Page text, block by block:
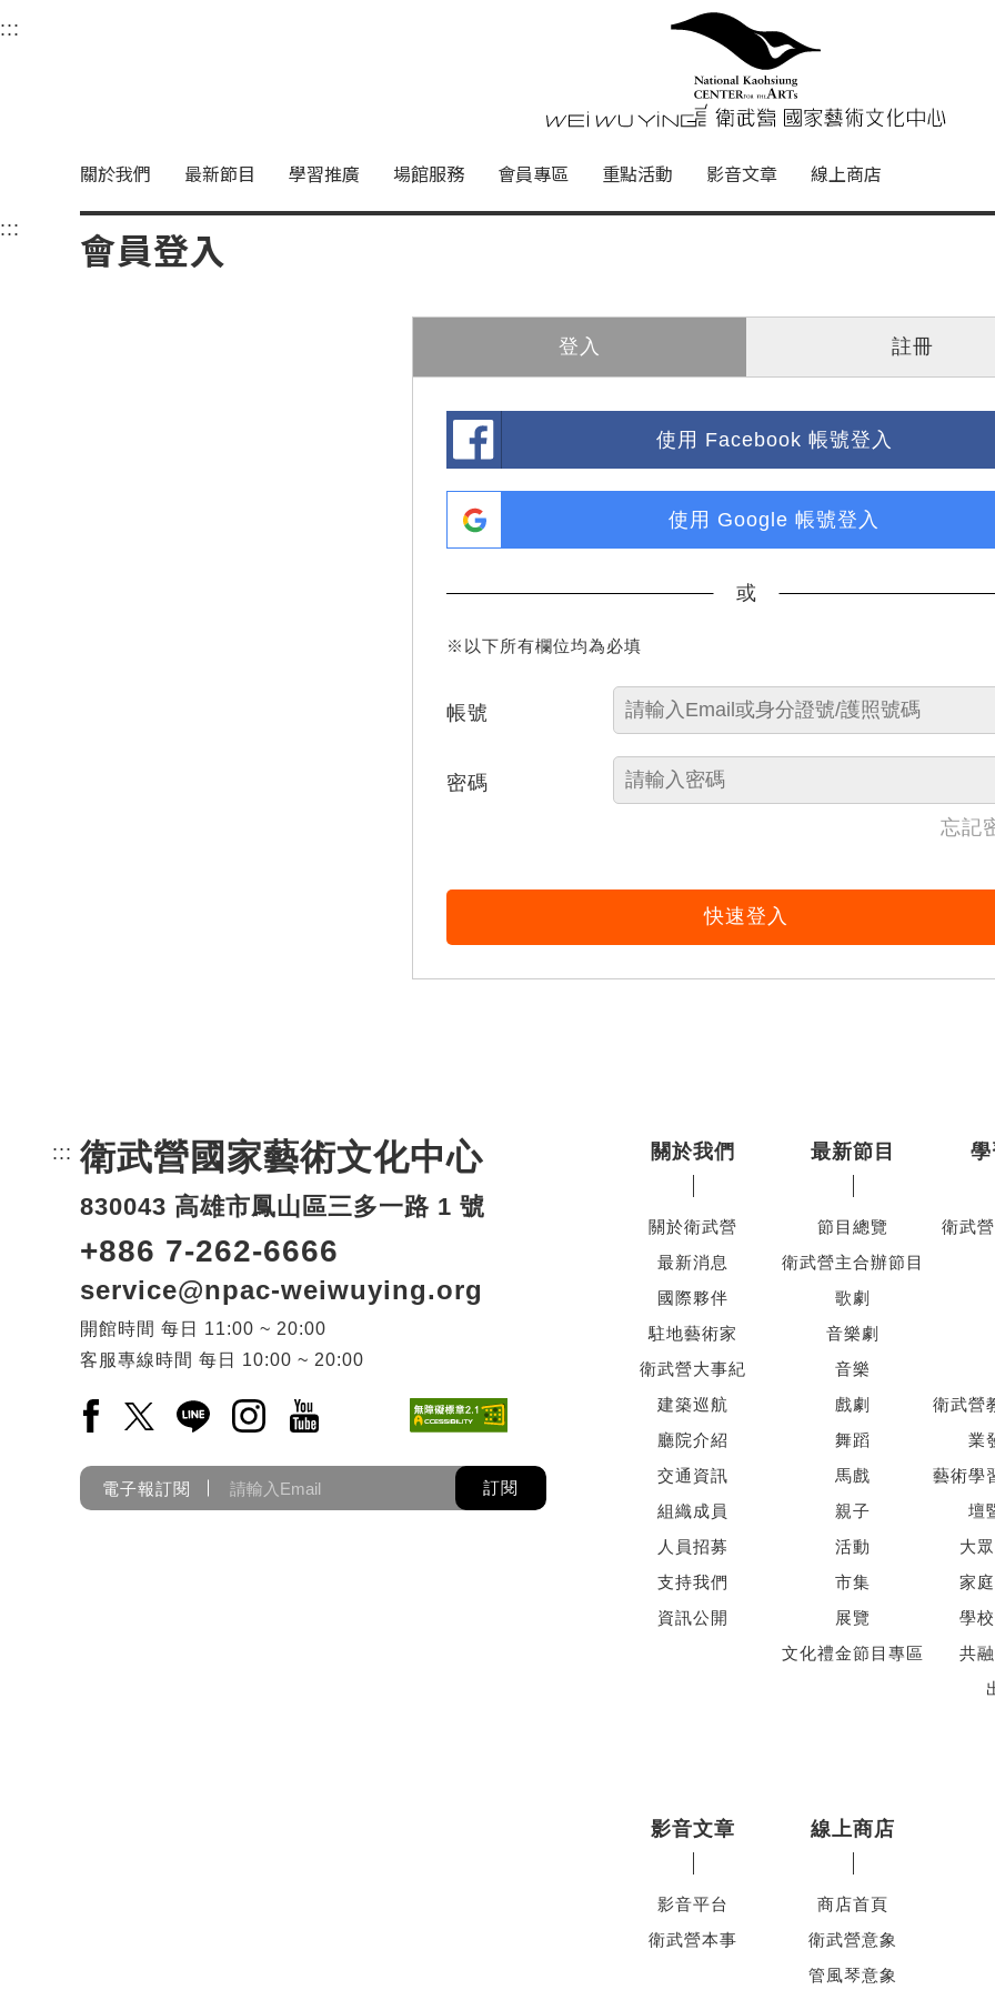
衛武營國家藝術文化中心
中央內容區塊，為本頁主要內容區。
::: 衛武營國家藝術文
關於我們 最新節目 學習推廣 場館服務 會員專區 重點活動 影音文章 線上商店
::: 中央內容區塊，為本頁主要內容區。
會員登入
登入 註冊
使用 Facebook 帳號登入
使用 Google 帳號登入
或
※以下所有欄位均為必填
帳號
密碼
忘記
快速登入
::: 頁尾網站資訊。
衛武營國家藝術文化中心
830043 高雄市鳳山區三多一路 1 號
+886 7-262-6666
service@npac-weiwuying.org
開館時間 每日
11:00 ~ 20:00
客服專線時間 每日 10:00 ~ 20:00
Facebook(另開新視窗)
X(另開新視窗)
LINE(另開新視窗)
Instagram(另開新視窗)
YouTube(另開新視窗)
電子報訂閱 訂閱
關於我們
關於衛武營
最新消息
國際夥伴
駐地藝術家
衛武營大事紀
建築巡航
廳院介紹
交通資訊
組織成員
人員招募
支持我們
資訊公開
最新節目
節目總覽
衛武營主合辦節目
歌劇
音樂劇
音樂
戲劇
舞蹈
馬戲
親子
活動
市集
展覽
文化禮金節目專區
衛武
衛武營
業
藝術學
壇
大
家
學
共
影音文章
影音平台
衛武營本事
線上商店
商店首頁
衛武營意象
管風琴意象